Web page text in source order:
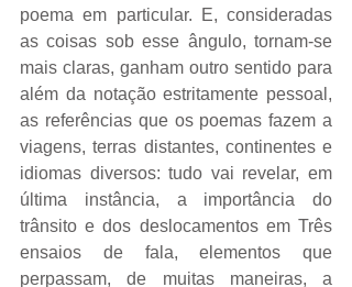
poema em particular. E, consideradas
as coisas sob esse ângulo, tornam-se
mais claras, ganham outro sentido para
além da notação estritamente pessoal,
as referências que os poemas fazem a
viagens, terras distantes, continentes e
idiomas diversos: tudo vai revelar, em
última instância, a importância do
trânsito e dos deslocamentos em Três
ensaios de fala, elementos que
perpassam, de muitas maneiras, a